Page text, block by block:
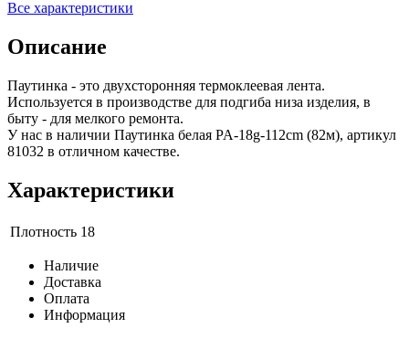
Все характеристики
Описание
Паутинка - это двухсторонняя термоклеевая лента.
Используется в производстве для подгиба низа изделия, в
быту - для мелкого ремонта.
У нас в наличии Паутинка белая PA-18g-112cm (82м), артикул
81032 в отличном качестве.
Характеристики
Плотность 18
Наличие
Доставка
Оплата
Информация